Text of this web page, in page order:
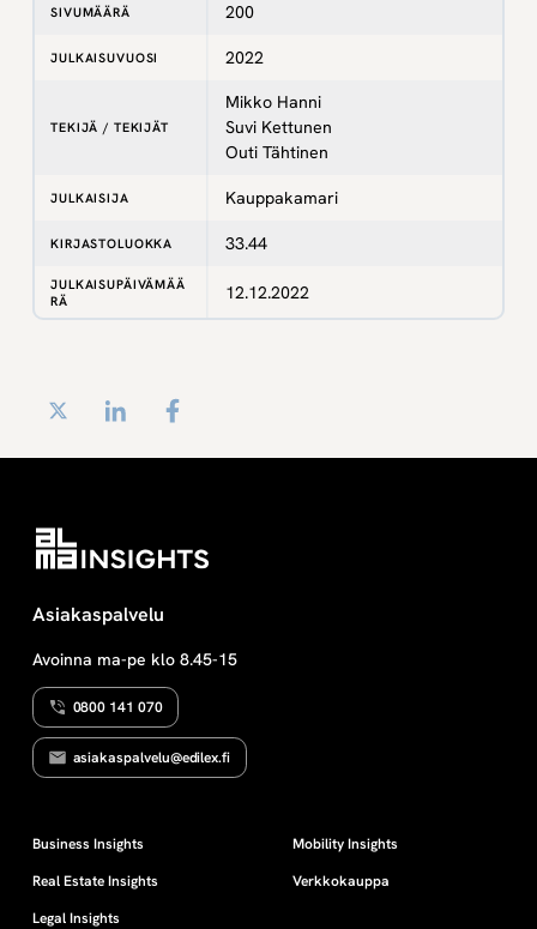
SIVUMÄÄRÄ 200
JULKAISUVUOSI 2022
TEKIJÄ / TEKIJÄT
Mikko Hanni
Suvi Kettunen
Outi Tähtinen
JULKAISIJA Kauppakamari
KIRJASTOLUOKKA 33.44
JULKAISUPÄIVÄMÄÄ
RÄ
12.12.2022
Twitter LinkedIn
Asiakaspalvelu
Avoinna ma-pe klo 8.45-15
0800 141 070
asiakaspalvelu@edilex.fi
Business Insights
Real Estate Insights
Legal Insights
Mobility Insights
Verkkokauppa